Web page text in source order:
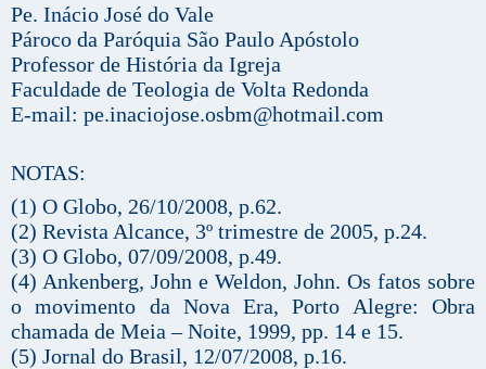
Pe. Inácio José do Vale
Pároco da Paróquia São Paulo Apóstolo
Professor de História da Igreja
Faculdade de Teologia de Volta Redonda
E-mail: pe.inaciojose.osbm@hotmail.com
NOTAS:
(1) O Globo, 26/10/2008, p.62.
(2) Revista Alcance, 3º trimestre de 2005, p.24.
(3) O Globo, 07/09/2008, p.49.
(4) Ankenberg, John e Weldon, John. Os fatos sobre
o movimento da Nova Era, Porto Alegre: Obra
chamada de Meia – Noite, 1999, pp. 14 e 15.
(5) Jornal do Brasil, 12/07/2008, p.16.